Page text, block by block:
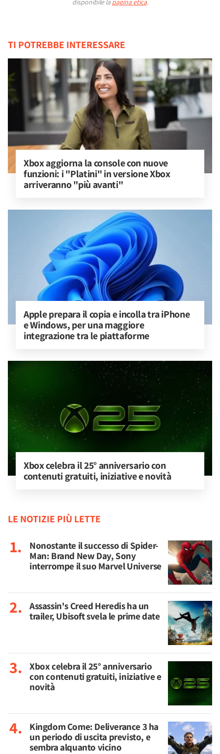
disponibile la pagina etica.
TI POTREBBE INTERESSARE
Xbox aggiorna la console con nuove
funzioni: i "Platini" in versione Xbox
arriveranno "più avanti"
Apple prepara il copia e incolla tra iPhone
e Windows, per una maggiore
integrazione tra le piattaforme
Xbox celebra il 25° anniversario con
contenuti gratuiti, iniziative e novità
LE NOTIZIE PIÙ LETTE
Nonostante il successo di Spider-
Man: Brand New Day, Sony
interrompe il suo Marvel Universe
Assassin's Creed Heredis ha un
trailer, Ubisoft svela le prime date
Xbox celebra il 25° anniversario
con contenuti gratuiti, iniziative e
novità
Kingdom Come: Deliverance 3 ha
un periodo di uscita previsto, e
sembra alquanto vicino